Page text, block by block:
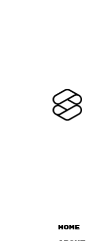
HOME